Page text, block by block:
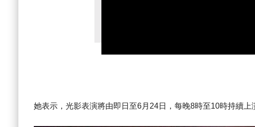
她表示，光影表演將由即日至6月24日，每晚8時至10時持續上